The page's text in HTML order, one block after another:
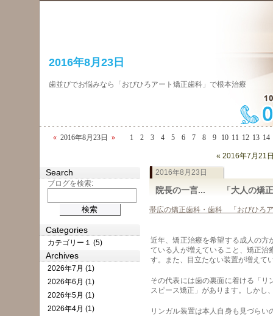
2016年8月23日
歯並びでお悩みなら「おびひろアート矯正歯科」で根本治療
« 2016年8月23日 » 1 2 3 4 5 6 7 8 9 10 11 12 13 14
2016年8月23日
院長の一言... 「大人の矯正
帯広の矯正歯科・歯科 「おびひろ
近年、矯正治療を希望する成人の
ている人が増えていること、矯正
す。また、目立たない装置が増えて
その代表には歯の裏面に着ける「
スピース矯正」があります。しかし
リンガル装置は本人自身も見づら
« 2016年7月21
Search
ブログを検索:
Categories
カテゴリー１ (5)
Archives
2026年7月 (1)
2026年6月 (1)
2026年5月 (1)
2026年4月 (1)